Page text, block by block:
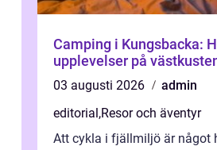
Camping i Kungsbacka:
upplevelser på
03 augusti 2026
admin
editorial,Resor och äventyr
Att cykla i fjällmiljö är något